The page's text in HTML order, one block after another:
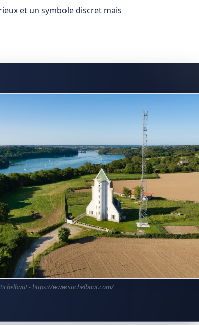
et un symbole discret mais
-https://www.stichelbaut.com/